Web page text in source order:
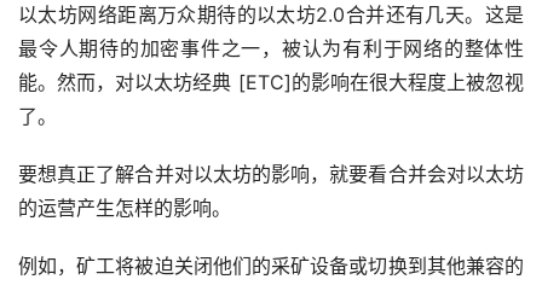
以太坊网络距离万众期待的以太坊2.0合并还有几天。这是
最令人期待的加密事件之一，被认为有利于网络的整体性
能。然而，对以太坊经典 [ETC]的影响在很大程度上被忽视
了。
要想真正了解合并对以太坊的影响，就要看合并会对以太坊
的运营产生怎样的影响。
例如，矿工将被迫关闭他们的采矿设备或切换到其他兼容的